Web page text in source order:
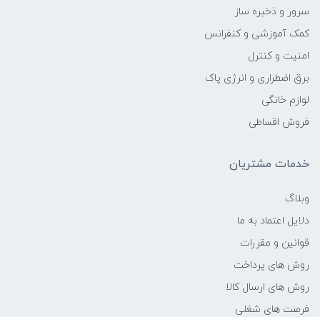
سرور و ذخیره ساز
کمک آموزشی و کنفرانس
امنیت و کنترل
برق اضطراری و انرژی پاک
لوازم خانگی
فروش اقساطی
خدمات مشتریان
وبلاگ
دلایل اعتماد به ما
قوانین و مقررات
روش های پرداخت
روش های ارسال کالا
فرصت های شغلی